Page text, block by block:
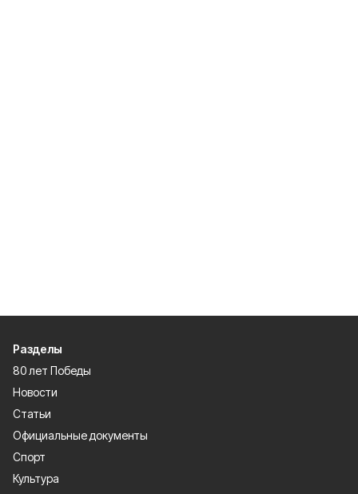
Разделы
80 лет Победы
Новости
Статьи
Официальные документы
Спорт
Культура